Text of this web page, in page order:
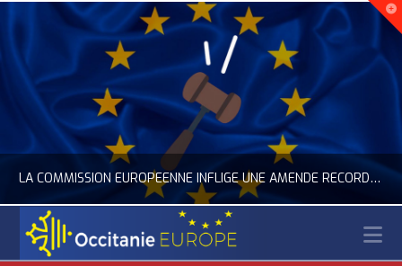
LA COMMISSION EUROPÉENNE INFLIGE UNE AMENDE RECORD À GOOGLE